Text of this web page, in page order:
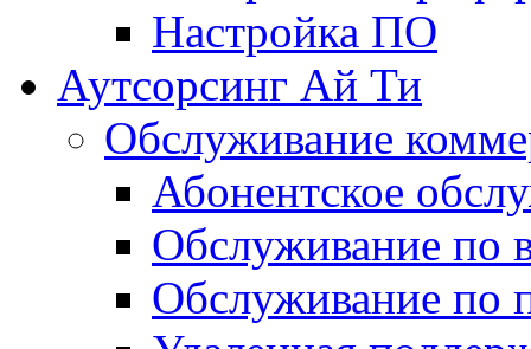
Настройка ПО
Аутсорсинг Ай Ти
Обслуживание
Абонентское
Обслуживание по
Обслуживание по